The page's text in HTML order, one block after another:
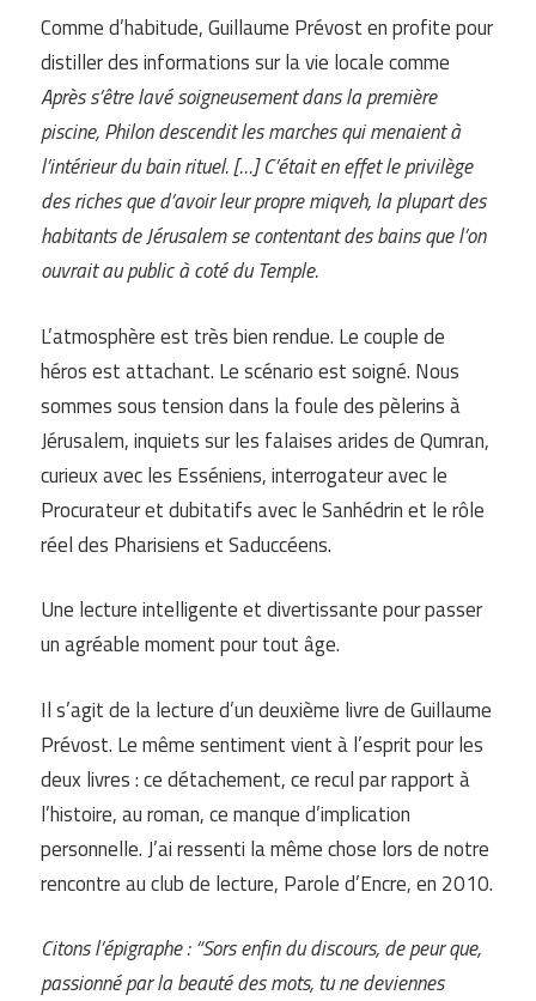
Comme d’habitude, Guillaume Prévost en profite pour
distiller des informations sur la vie locale comme
Après s’être lavé soigneusement dans la première
piscine, Philon descendit les marches qui menaient à
l’intérieur du bain rituel. […] C’était en effet le privilège
des riches que d’avoir leur propre miqveh, la plupart des
habitants de Jérusalem se contentant des bains que l’on
ouvrait au public à coté du Temple.
L’atmosphère est très bien rendue. Le couple de
héros est attachant. Le scénario est soigné. Nous
sommes sous tension dans la foule des pèlerins à
Jérusalem, inquiets sur les falaises arides de Qumran,
curieux avec les Esséniens, interrogateur avec le
Procurateur et dubitatifs avec le Sanhédrin et le rôle
réel des Pharisiens et Saduccéens.
Une lecture intelligente et divertissante pour passer
un agréable moment pour tout âge.
Il s’agit de la lecture d’un deuxième livre de Guillaume
Prévost. Le même sentiment vient à l’esprit pour les
deux livres : ce détachement, ce recul par rapport à
l’histoire, au roman, ce manque d’implication
personnelle. J’ai ressenti la même chose lors de notre
rencontre au club de lecture, Parole d’Encre, en 2010.
Citons l’épigraphe : “Sors enfin du discours, de peur que,
passionné par la beauté des mots, tu ne deviennes